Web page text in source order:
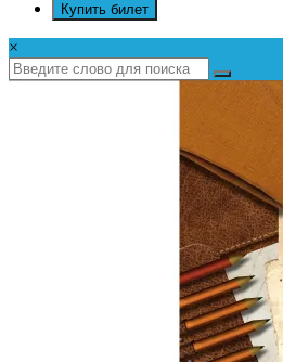
Купить билет
×